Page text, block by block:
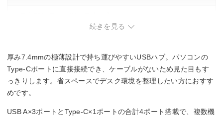
・4K映像出力やデュアルモニター環境が必要な方。
続きを見る
厚み7.4mmの極薄設計で持ち運びやすいUSBハブ。パソコンの
Type-Cポートに直接接続でき、ケーブルがないため見た目もす
っきりします。省スペースでデスク環境を整理したい方におすす
めです。
USB A×3ポートとType-C×1ポートの合計4ポート搭載で、複数機